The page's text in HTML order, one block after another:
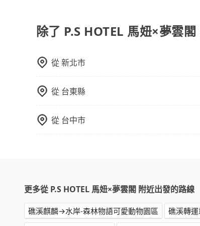
計算延遲費用，最終價格通常要下車時才知
不一，如行程有問題，事後無法提供客服申
除了 P.S HOTEL 馬妞×夢雲
從新北市
從 台東縣
從 台中市
更多從 P.S HOTEL 馬妞×夢雲閣 附近出發的路線
礁溪麒麟→水岸-森林物語可愛動物園區 礁溪轉